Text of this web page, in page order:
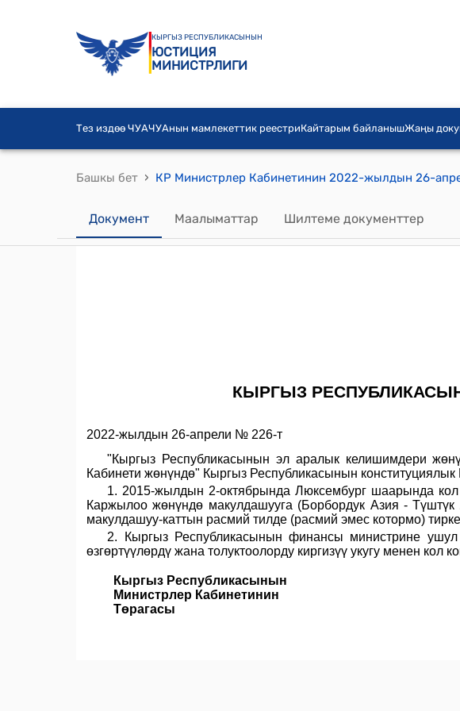
КЫРГЫЗ РЕСПУБЛИКАСЫНЫН
ЮСТИЦИЯ
МИНИСТРЛИГИ
Тез издөө ЧУАЧУАнын мамлекеттик реестриКайтарым байланышЖаңы
Башкы бет ›
Документ Маалыматтар Шилтеме документтер